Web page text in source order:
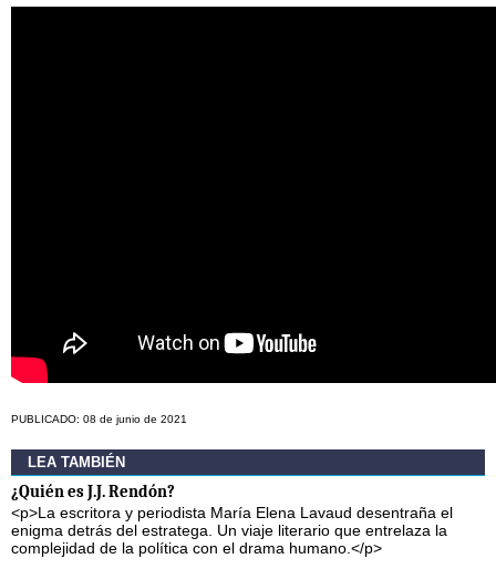
PUBLICADO: 08 de junio de 2021
LEA TAMBIÉN
¿Quién es J.J. Rendón?
<p>La escritora y periodista María Elena Lavaud desentraña el
enigma detrás del estratega. Un viaje literario que entrelaza la
complejidad de la política con el drama humano.</p>